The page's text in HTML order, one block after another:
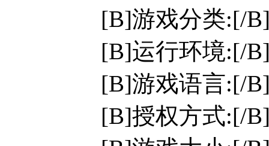
[B]游戏分类:[/
[B]运行环境:[/
[B]游戏语言:[/
[B]授权方式:[/